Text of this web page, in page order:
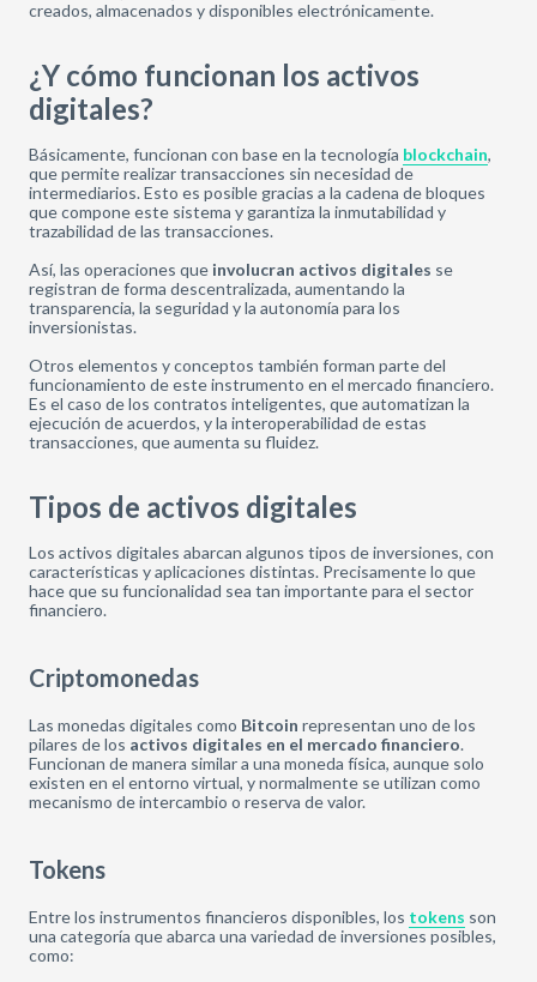
creados, almacenados y disponibles electrónicamente.
¿Y cómo funcionan los activos
digitales?
Básicamente, funcionan con base en la tecnología blockchain,
que permite realizar transacciones sin necesidad de
intermediarios. Esto es posible gracias a la cadena de bloques
que compone este sistema y garantiza la inmutabilidad y
trazabilidad de las transacciones.
Así, las operaciones que involucran activos digitales se
registran de forma descentralizada, aumentando la
transparencia, la seguridad y la autonomía para los
inversionistas.
Otros elementos y conceptos también forman parte del
funcionamiento de este instrumento en el mercado financiero.
Es el caso de los contratos inteligentes, que automatizan la
ejecución de acuerdos, y la interoperabilidad de estas
transacciones, que aumenta su fluidez.
Tipos de activos digitales
Los activos digitales abarcan algunos tipos de inversiones, con
características y aplicaciones distintas. Precisamente lo que
hace que su funcionalidad sea tan importante para el sector
financiero.
Criptomonedas
Las monedas digitales como Bitcoin representan uno de los
pilares de los activos digitales en el mercado financiero.
Funcionan de manera similar a una moneda física, aunque solo
existen en el entorno virtual, y normalmente se utilizan como
mecanismo de intercambio o reserva de valor.
Tokens
Entre los instrumentos financieros disponibles, los tokens son
una categoría que abarca una variedad de inversiones posibles,
como: